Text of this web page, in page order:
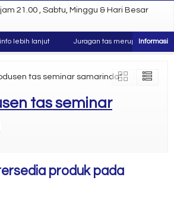
21.00 , Sabtu, Minggu & Hari Besar
lebih lanjut Juragan tas merupakan
tas seminar samarinda"
tas seminar
produk pada